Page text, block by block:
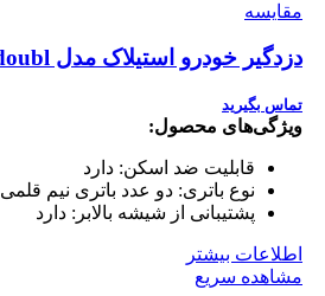
مقایسه
دزدگیر خودرو استیلاک مدل LF-825-doubl
تماس بگیرید
ویژگی‌های محصول:
قابلیت ضد اسکن: دارد
نوع باتری: دو عدد باتری نیم قلمی AAA 1.5v
پشتیبانی از شیشه بالابر: دارد
اطلاعات بیشتر
مشاهده سریع